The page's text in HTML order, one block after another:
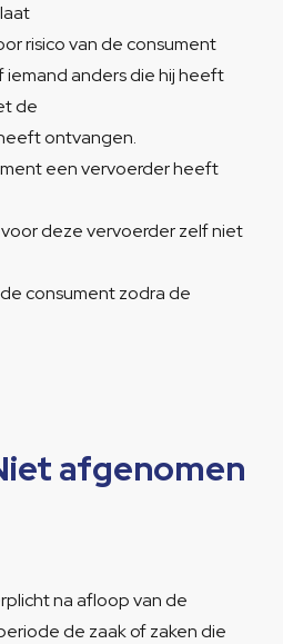
risico van de consument
anders die hij heeft
de
ontvangen.
een vervoerder heeft
deze vervoerder zelf niet
consument zodra de
afgenomen
na afloop van de
de zaak of zaken die